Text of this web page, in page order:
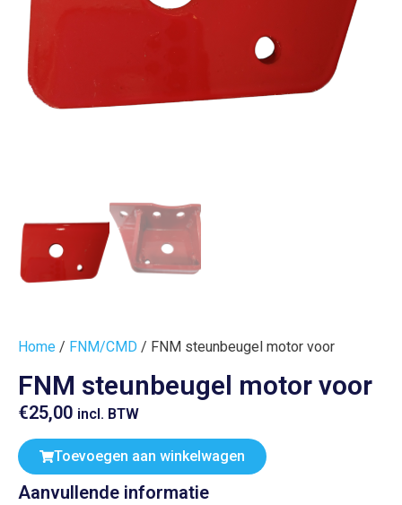
Home / FNM/CMD / FNM steunbeugel motor voor
FNM steunbeugel motor voor
€25,00 incl. BTW
Toevoegen aan winkelwagen
Aanvullende informatie